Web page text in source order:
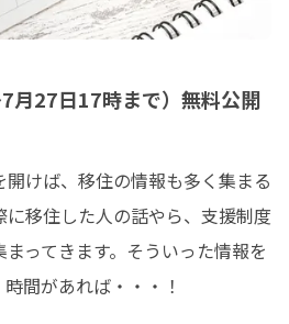
月27日17時まで）無料公開
けば、移住の情報も多く集まる
移住した人の話やら、支援制度
ってきます。そういった情報を
間があれば・・・！